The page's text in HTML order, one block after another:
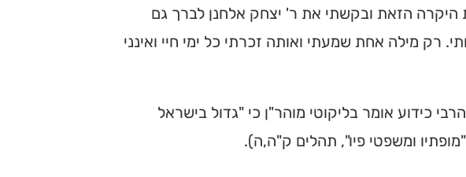
היקרה הזאת ובקשתי את ר' יצחק אלחנן לברך גם
רק מילה אחת שמעתי ואותה זכרתי כל ימי חיי ואינני
כידוע אומר בליקוטי מוהר"ן כי "גדול בישראל
ומשפטי פיו", תהלים ק"ה,ה).